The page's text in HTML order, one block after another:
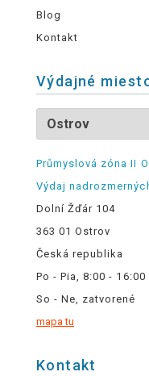
Blog
Kontakt
Výdajné
Průmyslová zóna II
Výdaj
Dolní Žďár 104
363 01 Ostrov
Česká republika
Po - Pia, 8:00 - 16:00
So - Ne, zatvorené
mapa tu
Kontakt